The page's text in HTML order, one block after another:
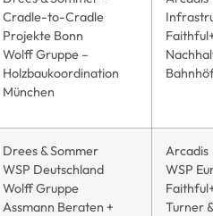
Cradle-to-Cradle
Projekte Bonn
Wolff Gruppe –
Holzbaukoordination
München
Drees & Sommer
WSP Deutschland
Wolff Gruppe
Assmann Beraten +
Arcadis
WSP
Turner